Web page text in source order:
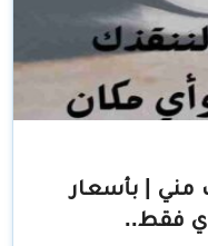
مني | بأسعار